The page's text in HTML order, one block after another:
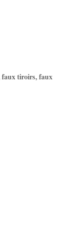
faux tiroirs, faux